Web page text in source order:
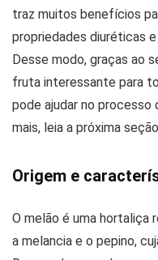
traz muitos benefícios
propriedades diuréticas
Desse modo, graças ao
fruta interessante para
pode ajudar no processo
mais, leia a próxima
Origem e
O melão é uma hortaliça
a melancia e o pepino,